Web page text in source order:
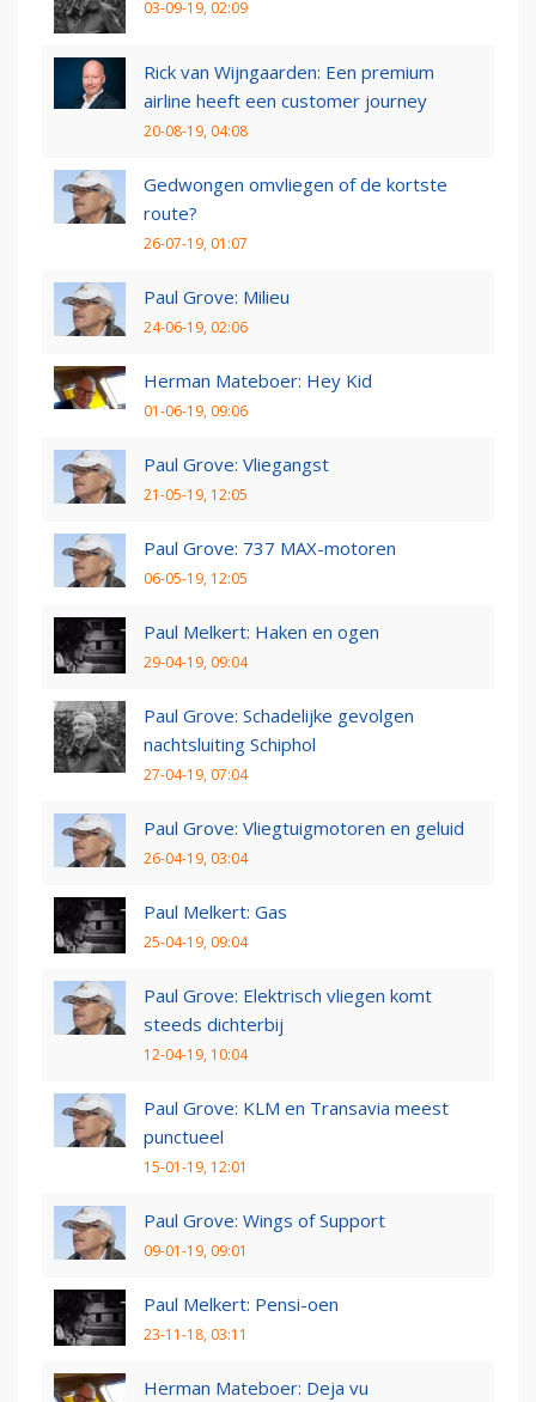
03-09-19, 02:09
Rick van Wijngaarden: Een premium
airline heeft een customer journey
20-08-19, 04:08
Gedwongen omvliegen of de kortste
route?
26-07-19, 01:07
Paul Grove: Milieu
24-06-19, 02:06
Herman Mateboer: Hey Kid
01-06-19, 09:06
Paul Grove: Vliegangst
21-05-19, 12:05
Paul Grove: 737 MAX-motoren
06-05-19, 12:05
Paul Melkert: Haken en ogen
29-04-19, 09:04
Paul Grove: Schadelijke gevolgen
nachtsluiting Schiphol
27-04-19, 07:04
Paul Grove: Vliegtuigmotoren en geluid
26-04-19, 03:04
Paul Melkert: Gas
25-04-19, 09:04
Paul Grove: Elektrisch vliegen komt
steeds dichterbij
12-04-19, 10:04
Paul Grove: KLM en Transavia meest
punctueel
15-01-19, 12:01
Paul Grove: Wings of Support
09-01-19, 09:01
Paul Melkert: Pensi-oen
23-11-18, 03:11
Herman Mateboer: Deja vu